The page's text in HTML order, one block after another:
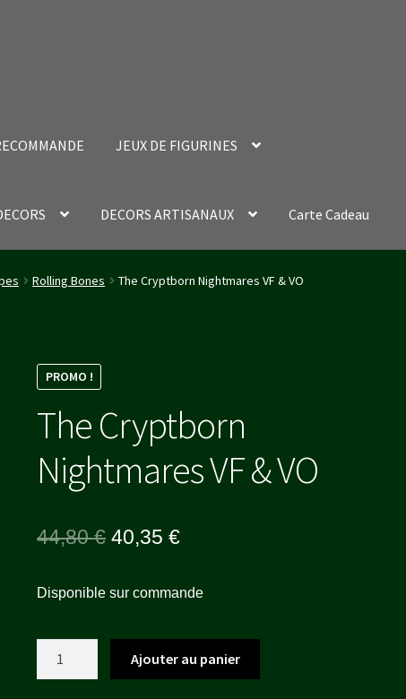
JEUX DE FIGURINES
DECORS ARTISANAUX Carte Cadeau
Page Validation de la commande
Rolling Bones The Cryptborn Nightmares VF & VO
PROMO !
The Cryptborn
Nightmares VF & VO
44,80€ Le
initial
était :
44,80 €.
40,35€Le
actuel
est :
40,35 €.
Disponible sur commande
Ajouter au panier